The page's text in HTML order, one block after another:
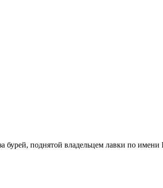
бурей, поднятой владельцем лавки по